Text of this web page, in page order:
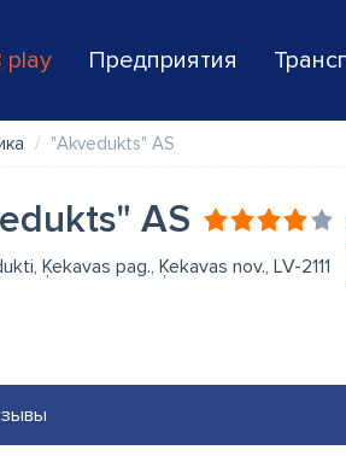
play Предприятия
"Akvedukts" AS
AS
Ķekavas pag., Ķekavas nov., LV-2111